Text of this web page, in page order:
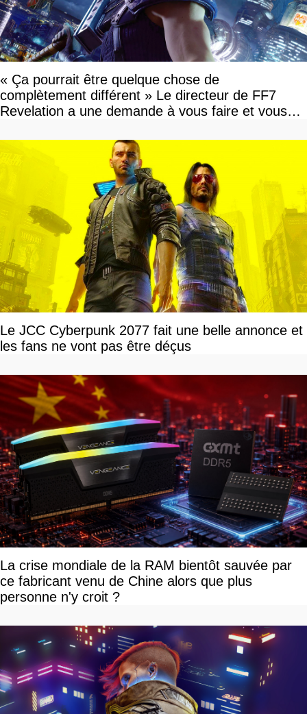
« Ça pourrait être quelque chose de
complètement différent » Le directeur de FF7
Revelation a une demande à vous faire et vous
Le JCC Cyberpunk 2077 fait une belle annonce et
les fans ne vont pas être déçus
La crise mondiale de la RAM bientôt sauvée par
ce fabricant venu de Chine alors que plus
personne n'y croit ?